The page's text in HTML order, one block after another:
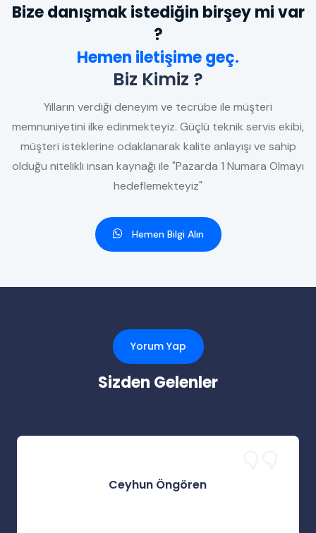
Bize danışmak istediğin birşey mi var
?
Hemen iletişime geç.
Biz Kimiz ?
Yılların verdiği deneyim ve tecrübe ile müşteri
memnuniyetini ilke edinmekteyiz. Güçlü teknik servis ekibi,
müşteri isteklerine odaklanarak kalite anlayışı ve sahip
olduğu nitelikli insan kaynağı ile "Pazarda 1 Numara Olmayı
hedeflemekteyiz"
Hemen Bilgi Alın
Yorum Yap
Sizden Gelenler
Ceyhun Öngören